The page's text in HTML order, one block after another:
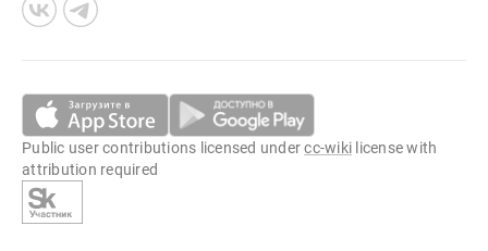
Public user contributions licensed undercc-wiki license with
attribution required